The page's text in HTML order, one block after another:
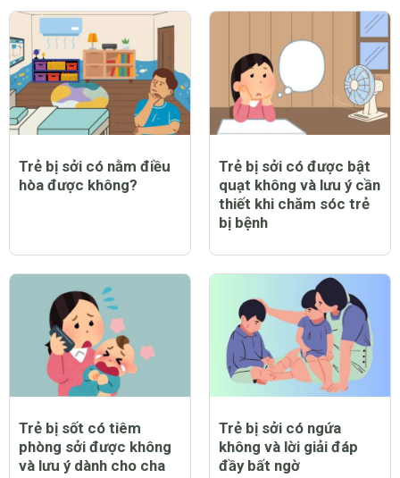
Trẻ bị sởi có nằm điều
hòa được không?
Trẻ bị sởi có được bật
quạt không và lưu ý cần
thiết khi chăm sóc trẻ
bị bệnh
Trẻ bị sốt có tiêm
phòng sởi được không
và lưu ý dành cho cha
Trẻ bị sởi có ngứa
không và lời giải đáp
đầy bất ngờ